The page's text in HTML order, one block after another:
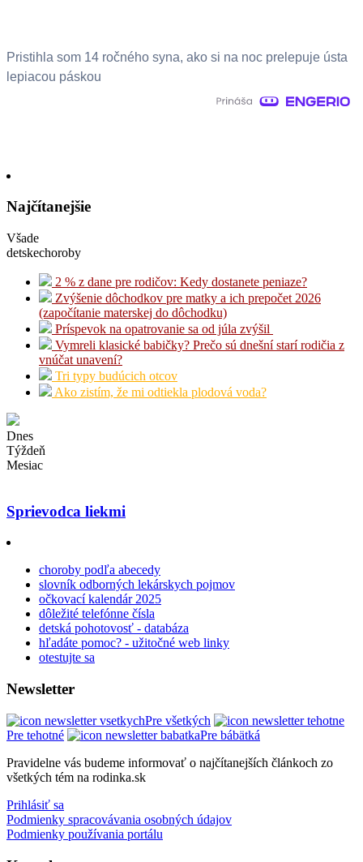
Pristihla som 14 ročného syna, ako si na noc prelepuje ústa
lepiacou páskou
Najčítanejšie
Všade
detskechoroby
2 % z dane pre rodičov: Kedy dostanete peniaze?
Zvýšenie dôchodkov pre matky a ich prepočet 2026
(započítanie materskej do dôchodku)
Príspevok na opatrovanie sa od júla zvýšil
Vymreli klasické babičky? Prečo sú dnešní starí rodičia z
vnúčat unavení?
Tri typy budúcich otcov
Ako zistím, že mi odtiekla plodová voda?
Dnes
Týždeň
Mesiac
Sprievodca liekmi
choroby podľa abecedy
slovník odborných lekárskych pojmov
očkovací kalendár 2025
dôležité telefónne čísla
detská pohotovosť - databáza
hľadáte pomoc? - užitočné web linky
otestujte sa
Newsletter
Pre všetkých
Pre tehotné
Pre bábätká
Pravidelne vás budeme informovať o najčítanejších článkoch zo
všetkých tém na rodinka.sk
Prihlásiť sa
Podmienky spracovávania osobných údajov
Podmienky používania portálu